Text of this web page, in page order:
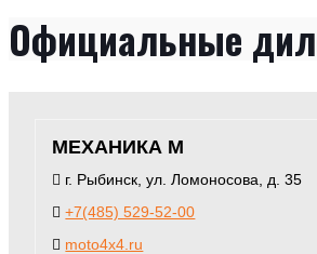
Официальные
МЕХАНИКА М
г. Рыбинск, ул. Ломоносова, д. 35
+7(485) 529-52-00
moto4x4.ru